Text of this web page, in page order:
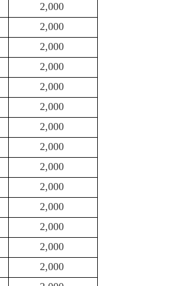
2,000
2,000
2,000
2,000
2,000
2,000
2,000
2,000
2,000
2,000
2,000
2,000
2,000
2,000